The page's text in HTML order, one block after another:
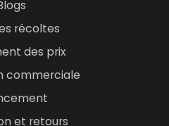
récoltes
des prix
commerciale
et retours